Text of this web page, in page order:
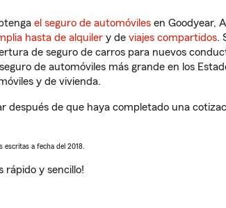
el seguro de automóviles en Goodyear,
hasta de alquiler y de viajes compartidos.
de seguro de carros para nuevos
de automóviles más grande en los
y de vivienda.
después de que haya completado una
escritas a fecha del 2018.
rápido y sencillo!